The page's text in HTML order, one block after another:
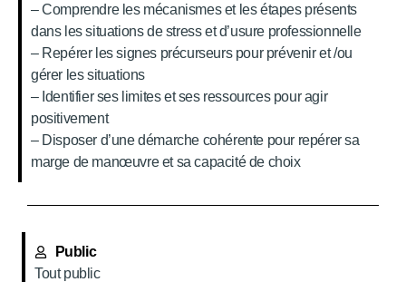
– Comprendre les mécanismes et les étapes présents
dans les situations de stress et d’usure professionnelle
– Repérer les signes précurseurs pour prévenir et /ou
gérer les situations
– Identifier ses limites et ses ressources pour agir
positivement
– Disposer d’une démarche cohérente pour repérer sa
marge de manœuvre et sa capacité de choix
Public
Tout public